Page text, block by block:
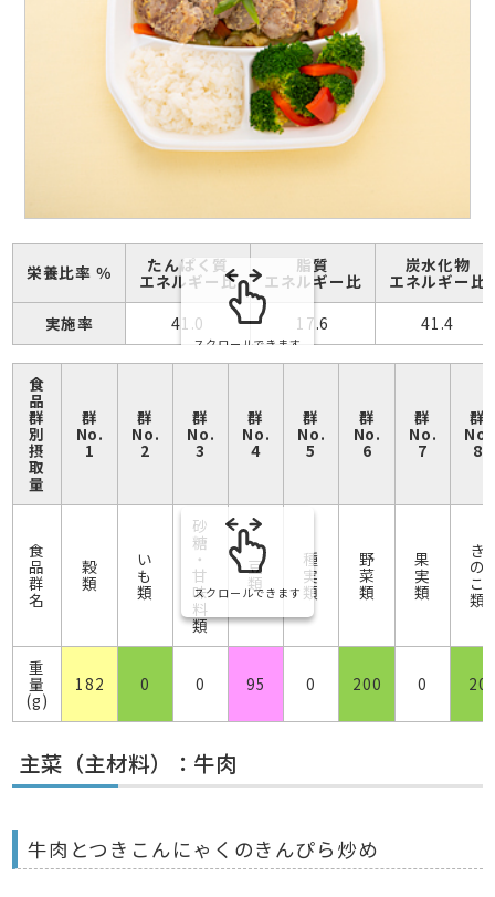
栄養比率 ％ たんぱく質
エネルギー比
脂質
エネルギー比
炭水化物
エネルギー比
実施率
41.0 17.6 41.4
スクロールできます
食
品
群
別
摂
取
量
群
No.
1
群
No.
2
群
No.
3
群
No.
4
群
No.
5
群
No.
6
群
No.
7
群
No.
8
食
品
群
名
穀
類
い
も
類
砂
糖
・
甘
味
料
類
豆
類
種
実
類
野
菜
類
果
実
類
き
の
こ
類
重
量
(g)
182 0 0 95 0 200 0 20
スクロールできます
主菜（主材料）：牛肉
牛肉とつきこんにゃくのきんぴら炒め